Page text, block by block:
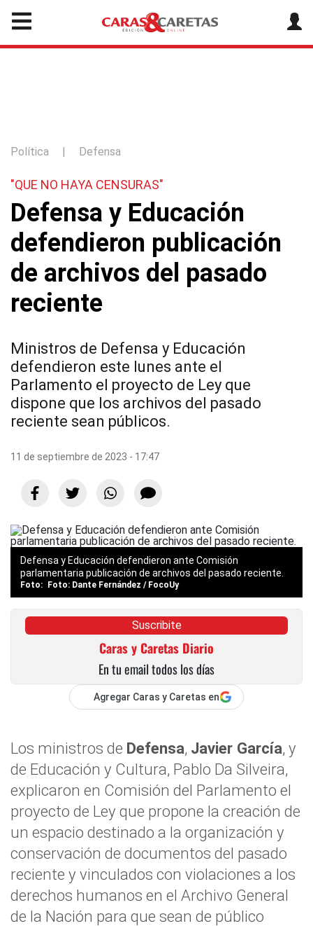
Política | Defensa
"QUE NO HAYA CENSURAS"
Defensa y Educación
defendieron publicación
de archivos del pasado
reciente
Ministros de Defensa y Educación
defendieron este lunes ante el
Parlamento el proyecto de Ley que
dispone que los archivos del pasado
reciente sean públicos.
11 de septiembre de 2023 - 17:47
Defensa y Educación defendieron ante Comisión
parlamentaria publicación de archivos del pasado reciente.
Foto: Dante Fernández / FocoUy
Suscribite
Caras y Caretas Diario
En tu email todos los días
Agregar Caras y Caretas en
Los ministros de Defensa, Javier García, y
de Educación y Cultura, Pablo Da Silveira,
explicaron en Comisión del Parlamento el
proyecto de Ley que propone la creación de
un espacio destinado a la organización y
conservación de documentos del pasado
reciente y vinculados con violaciones a los
derechos humanos en el Archivo General
de la Nación para que sean de público